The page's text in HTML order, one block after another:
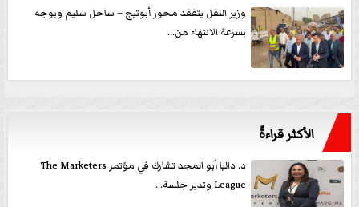
وزير النقل يتفقد محور أبوتيج – ساحل سليم ويوجه
بسرعة الانتهاء من...
الأكثر قراءةً
د. داليا أبو المجد تشارك في مؤتمر The Marketers
League وتدير جلسة...